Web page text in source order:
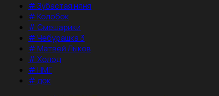
#Зубастая няня
#Колобок
#Смешарики
#Чебурашка 3
#Матвей Лыков
#Холод
#НМГ
#док